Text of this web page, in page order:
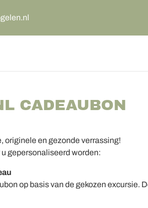
CADEAUBON
originele en gezonde verrassing!
gepersonaliseerd worden:
op basis van de gekozen